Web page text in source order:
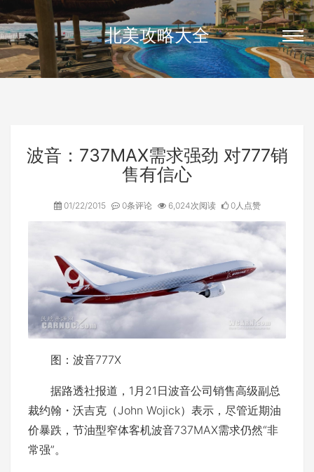
北美攻略大全
波音：737MAX需求强劲 对777销
售有信心
01/22/2015 0条评论 6,024次阅读 0人点赞
图：波音777X
据路透社报道，1月21日波音公司销售高级副总
裁约翰・沃吉克（John Wojick）表示，尽管近期油
价暴跌，节油型窄体客机波音737MAX需求仍然“非
常强”。